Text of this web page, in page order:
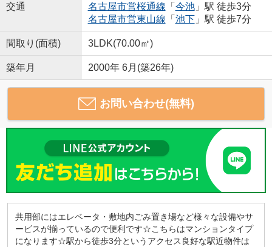
交通
名古屋市営桜通線 「 今池」駅 徒歩3分
名古屋市営東山線 「 池下」駅 徒歩7分
間取り(面積) 3LDK(70.00㎡)
築年月 2000年 6月(築26年)
お問い合わせ(無料)
共用部にはエレベータ・敷地内ごみ置き場など様々な設備やサ
ービスが揃っているので便利です☆こちらはマンションタイプ
になります☆駅から徒歩3分というアクセス良好な駅近物件は